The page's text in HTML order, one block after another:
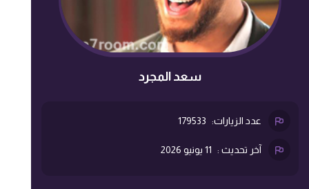
سعد المجرد
عدد الزيارات: 179533
آخر تحديث : 11 يونيو 2026